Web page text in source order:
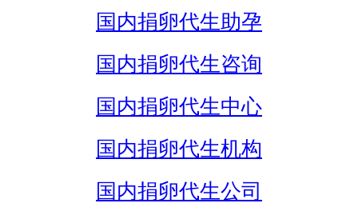
国内捐卵代生助孕
国内捐卵代生咨询
国内捐卵代生中心
国内捐卵代生机构
国内捐卵代生公司